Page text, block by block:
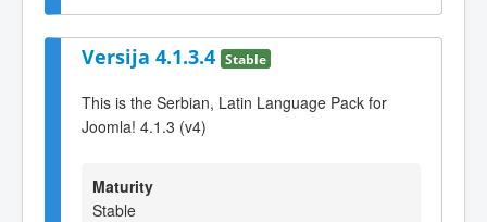
Versija 4.1.3.4 Stable
This is the Serbian, Latin Language Pack for
Joomla! 4.1.3 (v4)
Maturity
Stable